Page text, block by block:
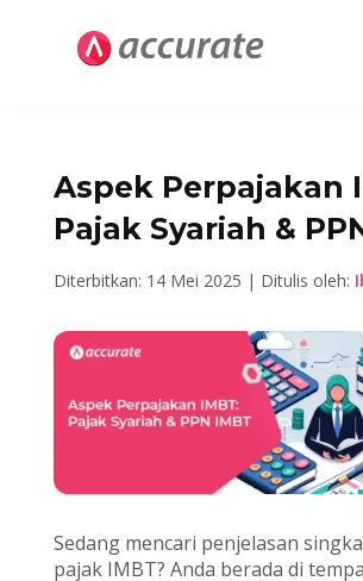
Aspek Perpajakan
Pajak Syariah &
Diterbitkan: 14 Mei 2025 | Ditulis oleh:
Sedang mencari penjelasan
pajak IMBT? Anda berada di